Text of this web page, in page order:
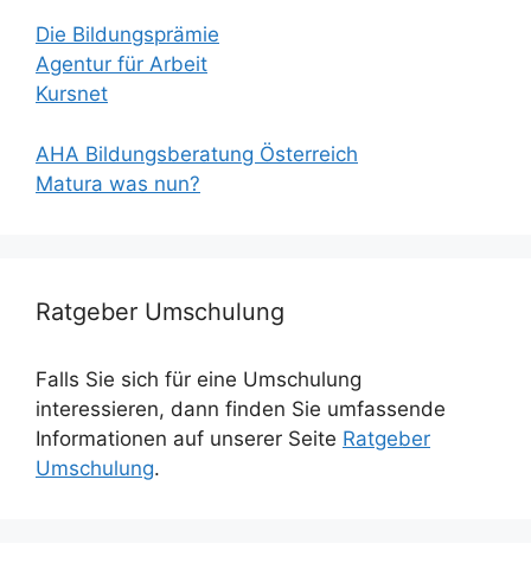
Die Bildungsprämie
Agentur für Arbeit
Kursnet
AHA Bildungsberatung Österreich
Matura was nun?
Ratgeber Umschulung
Falls Sie sich für eine Umschulung
interessieren, dann finden Sie umfassende
Informationen auf unserer Seite Ratgeber
Umschulung.